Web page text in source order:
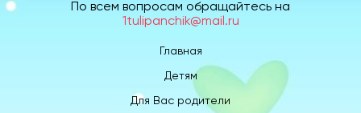
По всем вопросам обращайтесь на
1tulipanchik@mail.ru
Главная
Детям
Для Вас родители